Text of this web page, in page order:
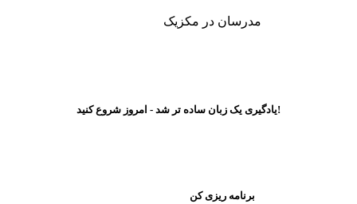
مدرسان در مکزیک
یادگیری یک زبان ساده تر شد - امروز شروع کنید!
برنامه ریزی کن